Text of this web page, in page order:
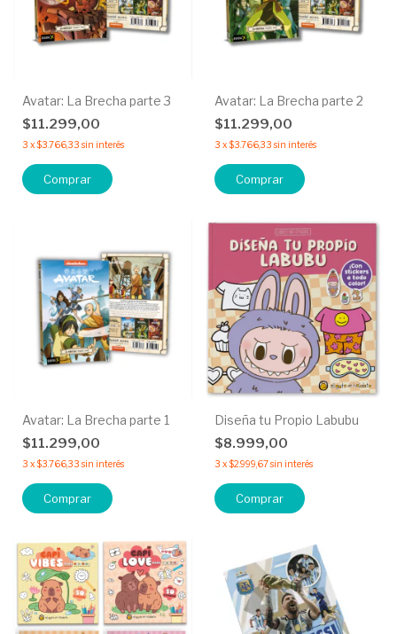
Avatar: La Brecha parte 3
$11.299,00
3 x$3.766,33 sin interés
Avatar: La Brecha parte 2
$11.299,00
3 x$3.766,33 sin interés
Avatar: La Brecha parte 1
$11.299,00
3 x$3.766,33 sin interés
Diseña tu Propio Labubu
$8.999,00
3 x$2.999,67sin interés